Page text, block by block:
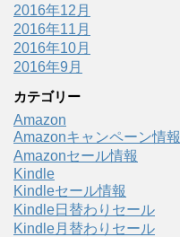
2016年12月
2016年11月
2016年10月
2016年9月
カテゴリー
Amazon
Amazonキャンペーン情報
Amazonセール情報
Kindle
Kindleセール情報
Kindle日替わりセール
Kindle月替わりセール